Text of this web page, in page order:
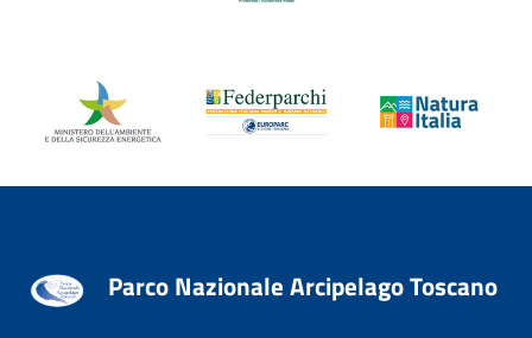
Parco Nazionale Arcipelago Toscano